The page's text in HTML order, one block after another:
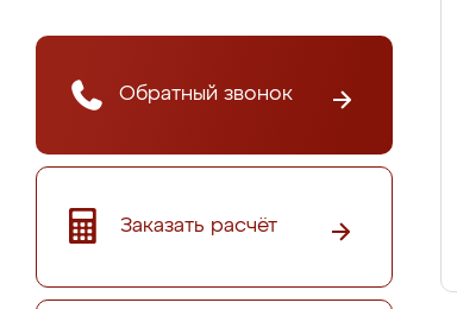
Обратный звонок
Заказать расчёт